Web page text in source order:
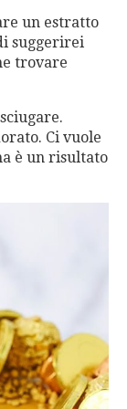
un estratto
suggerirei
trovare
Ci vuole
è un risultato